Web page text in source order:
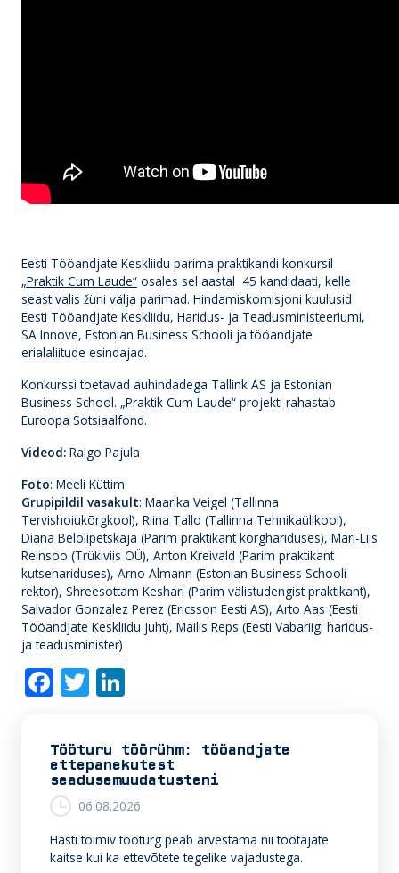
Eesti Tööandjate Keskliidu parima praktikandi konkursil
„Praktik Cum Laude“ osales sel aastal 45 kandidaati, kelle
seast valis žürii välja parimad. Hindamiskomisjoni kuulusid
Eesti Tööandjate Keskliidu, Haridus- ja Teadusministeeriumi,
SA Innove, Estonian Business Schooli ja tööandjate
erialaliitude esindajad.
Konkurssi toetavad auhindadega Tallink AS ja Estonian
Business School. „Praktik Cum Laude“ projekti rahastab
Euroopa Sotsiaalfond.
Videod: Raigo Pajula
Foto: Meeli Küttim
Grupipildil vasakult: Maarika Veigel (Tallinna
Tervishoiukõrgkool), Riina Tallo (Tallinna Tehnikaülikool),
Diana Belolipetskaja (Parim praktikant kõrghariduses), Mari-Liis
Reinsoo (Trükiviis OÜ), Anton Kreivald (Parim praktikant
kutsehariduses), Arno Almann (Estonian Business Schooli
rektor), Shreesottam Keshari (Parim välistudengist praktikant),
Salvador Gonzalez Perez (Ericsson Eesti AS), Arto Aas (Eesti
Tööandjate Keskliidu juht), Mailis Reps (Eesti Vabariigi haridus-
ja teadusminister)
F
e
b
o
o
k
T
itt
er
k
e
dI
Tööturu töörühm: tööandjate
ettepanekutest
seadusemuudatusteni
06.08.2026
Hästi toimiv tööturg peab arvestama nii töötajate
kaitse kui ka ettevõtete tegelike vajadustega.